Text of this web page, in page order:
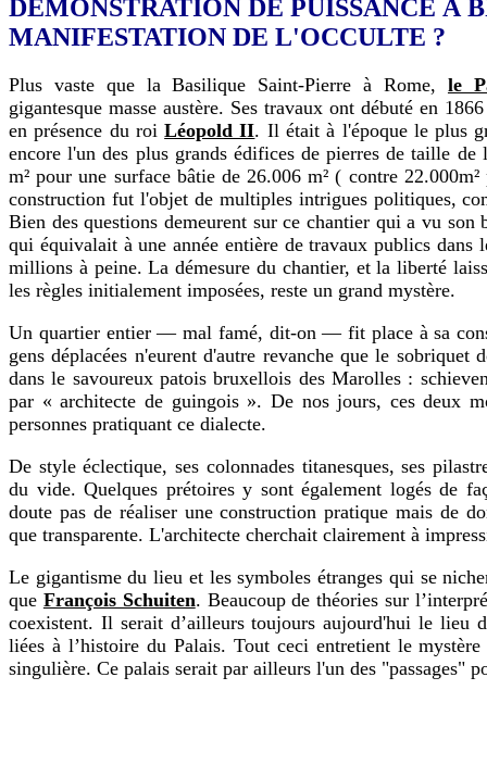
DÉMONSTRATION DE PUISSANCE À
MANIFESTATION DE L'OCCULTE ?
Plus vaste que la Basilique Saint-Pierre à Rome, le
gigantesque masse austère. Ses travaux ont débuté en
en présence du roiLéopold II. Il était à l'époque le plus
encore l'un des plus grands édifices de pierres de taille
m² pour une surface bâtie de 26.006 m² ( contre
construction fut l'objet de multiples intrigues politiques,
Bien des questions demeurent sur ce chantier qui a vu
qui équivalait à une année entière de travaux publics
millions à peine. La démesure du chantier, et la liberté
les règles initialement imposées, reste un grand mystère.
Un quartier entier — mal famé, dit-on — fit place à sa
gens déplacées n'eurent d'autre revanche que le
dans le savoureux patois bruxellois des Marolles :
par « architecte de guingois ». De nos jours, ces deux
personnes pratiquant ce dialecte.
De style éclectique, ses colonnades titanesques, ses
du vide. Quelques prétoires y sont également logés de
doute pas de réaliser une construction pratique mais de
que transparente. L'architecte cherchait clairement à
Le gigantisme du lieu et les symboles étranges qui se
que François Schuiten. Beaucoup de théories sur
coexistent. Il serait d’ailleurs toujours aujourd'hui le lieu
liées à l’histoire du Palais. Tout ceci entretient le
singulière. Ce palais serait par ailleurs l'un des "passages"